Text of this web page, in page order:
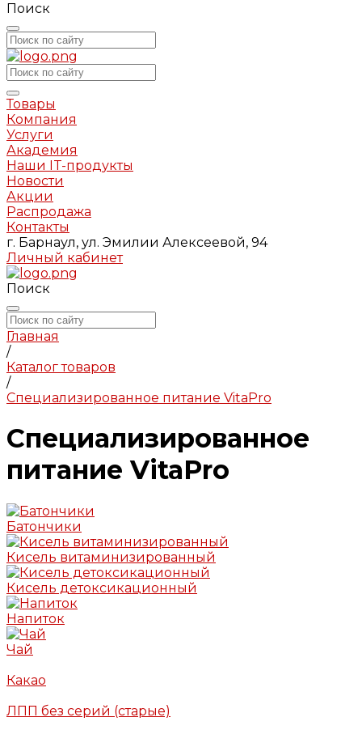
Поиск
Товары
Компания
Услуги
Академия
Наши IT-продукты
Новости
Акции
Распродажа
Контакты
г. Барнаул, ул. Эмилии Алексеевой, 94
Личный кабинет
Поиск
Главная
/
Каталог товаров
/
Специализированное питание VitaPro
Специализированное
питание VitaPro
Батончики
Кисель витаминизированный
Кисель детоксикационный
Напиток
Чай
Какао
ЛПП без серий (старые)